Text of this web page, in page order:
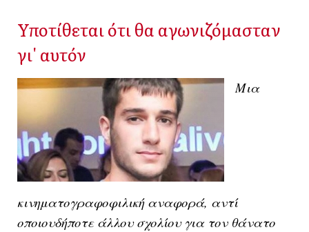
Υποτίθεται ότι θα αγωνιζόμασταν
γι' αυτόν
Μια
κινηματογραφοφιλική αναφορά, αντί
οποιουδήποτε άλλου σχολίου για τον θάνατο